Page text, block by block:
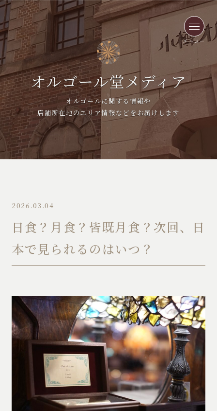
メニュー
オルゴール堂メディア
オルゴールに関する情報や
店舗所在地のエリア情報などをお届けします
2026.03.04
日食？月食？皆既月食？次回、日
本で見られるのはいつ？